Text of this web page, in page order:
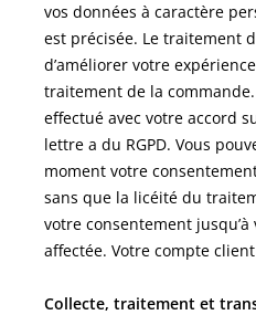
vos données à caractère
est précisée. Le traitement
d’améliorer votre
traitement de la
effectué avec votre accord
lettre a du RGPD. Vous
moment votre
sans que la licéité du
votre consentement
affectée. Votre compte
Collecte, traitement et